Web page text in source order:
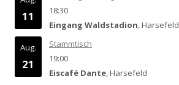
11
18:30
Eingang Waldstadion, Harsefeld
Aug.
21
Stammtisch
19:00
Eiscafé Dante, Harsefeld